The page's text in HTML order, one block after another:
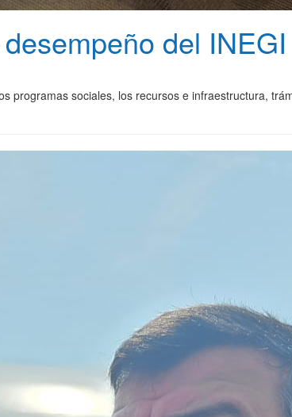
del INEGI
programas sociales, los recursos e infraestructura,